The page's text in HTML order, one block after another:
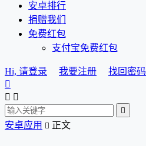
安卓排行
捐赠我们
免费红包
支付宝免费红包
Hi, 请登录 我要注册
找回密码

 

安卓应用  正文